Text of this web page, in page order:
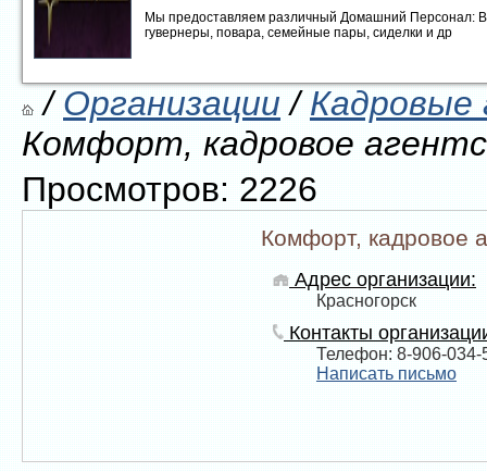
Мы предоставляем различный Домашний Персонал:
гувернеры, повара, семейные пары, сиделки и др
/Организации/Кадровые
Комфорт, кадровое
Просмотров: 2226
Комфорт, кадровое
Адрес организации:
Красногорск
Контакты
Телефон: 8-906-034-
Написать письмо